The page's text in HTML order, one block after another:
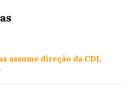
assume direção da CDL